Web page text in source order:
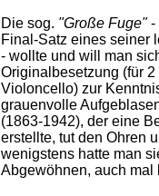
Die sog. "Große Fuge"-
Final-Satz eines seiner
- wollte und will man
Originalbesetzung (für
Violoncello) zur
grauenvolle
(1863-1942), der eine
erstellte, tut den Ohren
wenigstens hatte man
Abgewöhnen, auch mal